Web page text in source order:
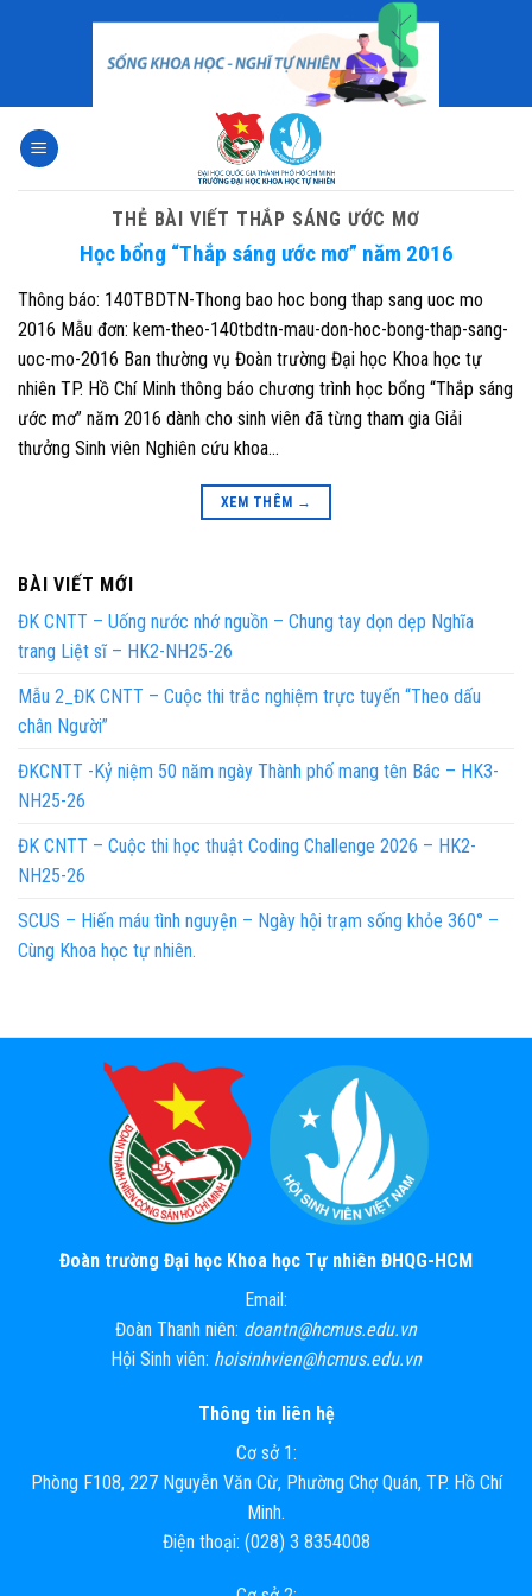
THẺ BÀI VIẾT THẮP SÁNG ƯỚC MƠ
Học bổng “Thắp sáng ước mơ” năm 2016
Thông báo: 140TBDTN-Thong bao hoc bong thap sang uoc mo
2016 Mẫu đơn: kem-theo-140tbdtn-mau-don-hoc-bong-thap-sang-
uoc-mo-2016 Ban thường vụ Đoàn trường Đại học Khoa học tự
nhiên TP. Hồ Chí Minh thông báo chương trình học bổng “Thắp sáng
ước mơ” năm 2016 dành cho sinh viên đã từng tham gia Giải
thưởng Sinh viên Nghiên cứu khoa…
XEM THÊM →
BÀI VIẾT MỚI
ĐK CNTT – Uống nước nhớ nguồn – Chung tay dọn dẹp Nghĩa
trang Liệt sĩ – HK2-NH25-26
Mẫu 2_ĐK CNTT – Cuộc thi trắc nghiệm trực tuyến “Theo dấu
chân Người”
ĐKCNTT -Kỷ niệm 50 năm ngày Thành phố mang tên Bác – HK3-
NH25-26
ĐK CNTT – Cuộc thi học thuật Coding Challenge 2026 – HK2-
NH25-26
SCUS – Hiến máu tình nguyện – Ngày hội trạm sống khỏe 360° –
Cùng Khoa học tự nhiên.
Đoàn trường Đại học Khoa học Tự nhiên ĐHQG-HCM
Email:
Đoàn Thanh niên: doantn@hcmus.edu.vn
Hội Sinh viên: hoisinhvien@hcmus.edu.vn
Thông tin liên hệ
Cơ sở 1:
Phòng F108, 227 Nguyễn Văn Cừ, Phường Chợ Quán, TP. Hồ Chí
Minh.
Điện thoại: (028) 3 8354008